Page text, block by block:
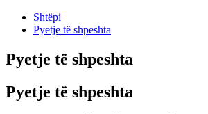
Shtëpi
Pyetje të shpeshta
Pyetje të shpeshta
Pyetje të shpeshta